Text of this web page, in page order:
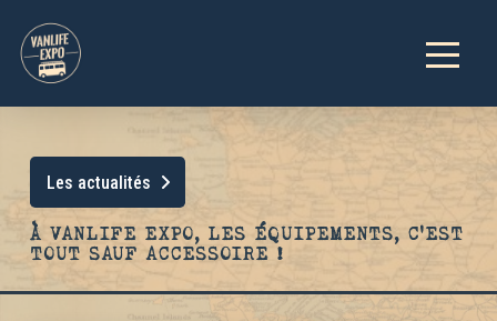
Les actualités
À VANLIFE EXPO, LES ÉQUIPEMENTS, C’EST
TOUT SAUF ACCESSOIRE !